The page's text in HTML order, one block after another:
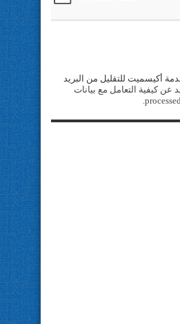
أكيسميت للتقليل من البريد
عن كيفية التعامل مع بيانات
.